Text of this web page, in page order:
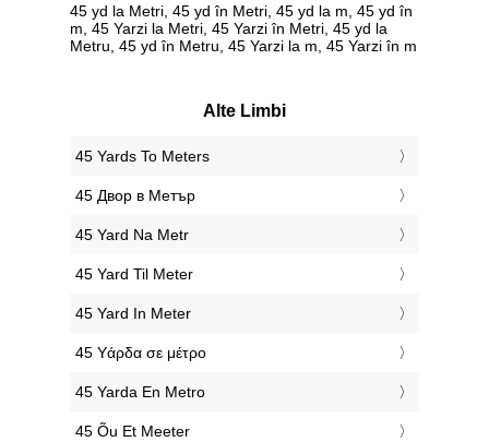
45 yd la Metri, 45 yd în Metri, 45 yd la m, 45 yd în
m, 45 Yarzi la Metri, 45 Yarzi în Metri, 45 yd la
Metru, 45 yd în Metru, 45 Yarzi la m, 45 Yarzi în m
Alte Limbi
‎45 Yards To Meters
‎45 Двор в Метър
‎45 Yard Na Metr
‎45 Yard Til Meter
‎45 Yard In Meter
‎45 Υάρδα σε μέτρο
‎45 Yarda En Metro
‎45 Õu Et Meeter